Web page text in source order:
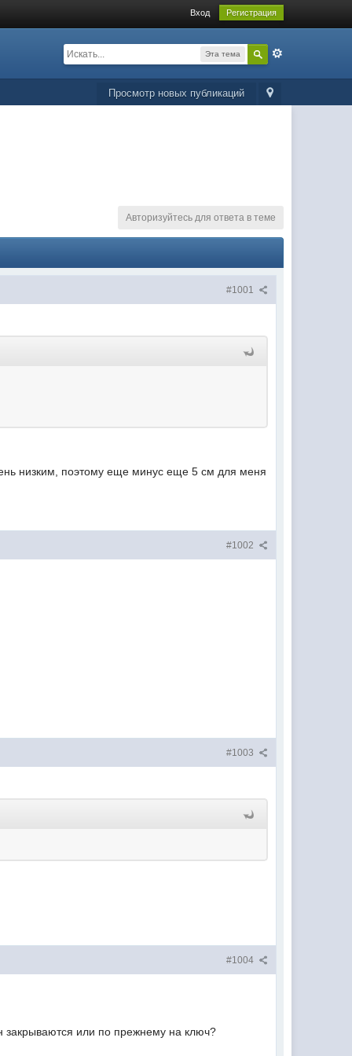
Вход Регистрация
Эта тема
Просмотр новых публикаций
Авторизуйтесь для ответа в теме
#1001
низким, поэтому еще минус еще 5 см для меня
#1002
#1003
#1004
или по прежнему на ключ?